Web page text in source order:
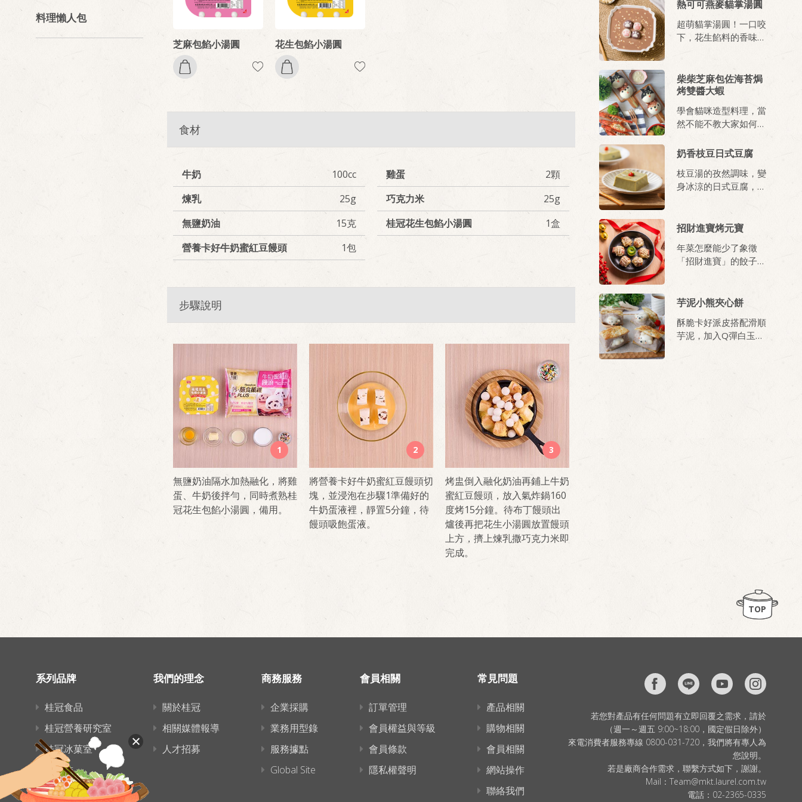
料理懶人包
芝麻包餡小湯圓 花生包餡小湯圓
食材
牛奶 100cc 雞蛋
2顆
煉乳
25g 巧克力米
25g
無鹽奶油
15克 桂冠花生包餡小湯圓
1盒
營養卡好牛奶蜜紅豆饅頭
1包
步驟說明
1
無鹽奶油隔水加熱融化，將雞
蛋、牛奶後拌勻，同時煮熟桂
冠花生包餡小湯圓，備用。
2
將營養卡好牛奶蜜紅豆饅頭切
塊，並浸泡在步驟1準備好的
牛奶蛋液裡，靜置5分鐘，待
饅頭吸飽蛋液。
3
烤盅倒入融化奶油再鋪上牛奶
蜜紅豆饅頭，放入氣炸鍋160
度烤15分鐘。待布丁饅頭出
爐後再把花生小湯圓放置饅頭
上方，擠上煉乳撒巧克力米即
完成。
熱可可燕麥貓掌湯圓
超萌貓掌湯圓！一口咬
下，花生餡料的香味四
用！
柴柴芝麻包佐海苔焗
烤雙醬大蝦
學會貓咪造型料理，當
然不能不教大家如何做
再搭上蝦子，就是海陸
全席的美味嚕！
奶香枝豆日式豆腐
枝豆湯的孜然調味，變
身冰涼的日式豆腐，炎
招財進寶烤元寶
年菜怎麼能少了象徵
「招財進寶」的餃子！
好！
芋泥小熊夾心餅
酥脆卡好派皮搭配滑順
芋泥，加入Q彈白玉點
TOP
系列品牌
桂冠食品
桂冠營養研究室
桂冠冰菓室
愛麵族
我們的理念
關於桂冠
相關媒體報導
人才招募
商務服務
企業採購
業務用型錄
服務據點
Global Site
會員相關
訂單管理
會員權益與等級
會員條款
隱私權聲明
常見問題
產品相關
購物相關
會員相關
網站操作
聯絡我們
若您對產品有任何問題有立即回覆之需求，請於
（週一～週五 9:00~18:00，國定假日除外）
來電消費者服務專線 0800-031-720，我們將有專人為
您說明。
若是廠商合作需求，聯繫方式如下，謝謝。
Mail： Team@mkt.laurel.com.tw
電話： 02-2365-0335